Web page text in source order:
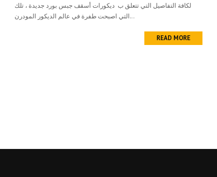
لكافة التفاصيل التي تتعلق ب ديكورات أسقف جبس بورد جديدة ، تلك
التي اصبحت طفرة في عالم الديكور المودرن...
READ MORE